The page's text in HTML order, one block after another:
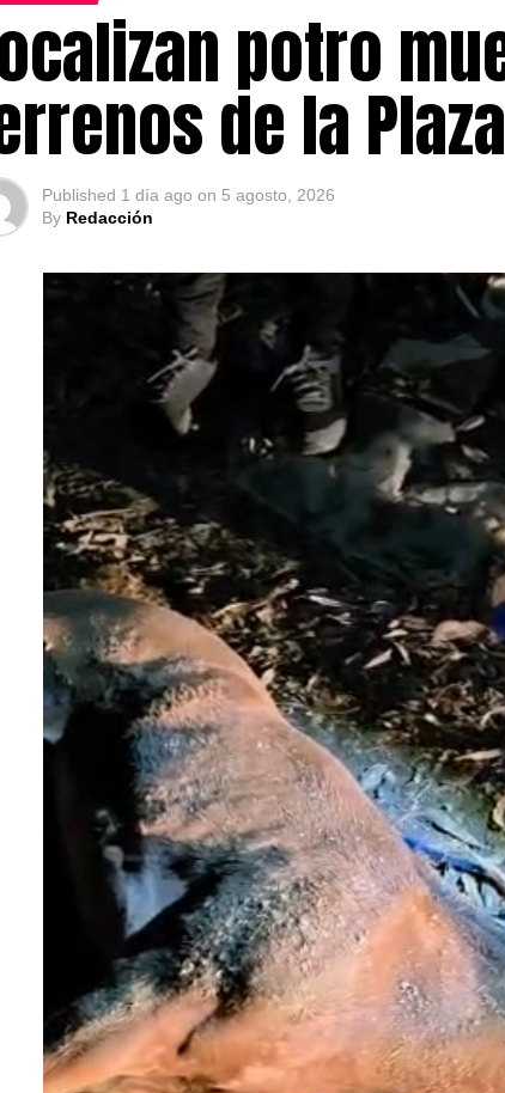
potro
de la
Published 1 día ago on 5 agosto, 2026
By Redacción